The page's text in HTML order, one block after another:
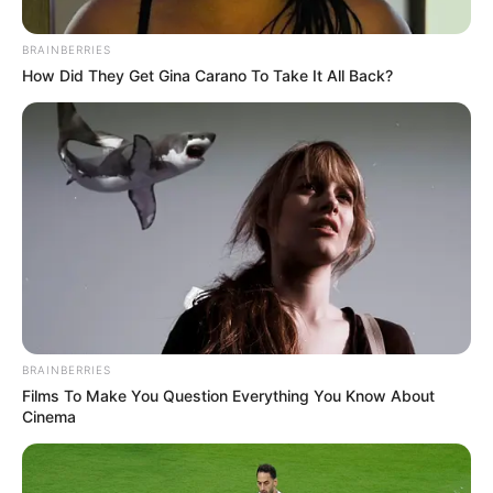
Archivo
Copacabana tendrá un espacio para la salud mental: se
inaugura un “escuchadero”
Por:
Diego Alejandro Escobar Calle
BRAINBERRIES
How Did They Get Gina Carano To Take It All Back?
BRAINBERRIES
Films To Make You Question Everything You Know About
Cinema